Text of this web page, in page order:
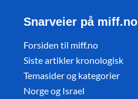
Snarveier på miff.no
Forsiden til miff.no
Siste artikler kronologisk
Temasider og kategorier
Norge og Israel